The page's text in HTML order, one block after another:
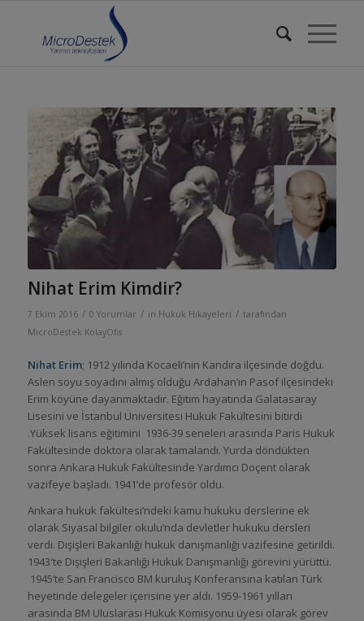
Nihat Erim Kimdir?
7 Ekim 2016 / 0 Yorumlar / in Hukuk Hikayeleri / tarafından
MicroDestek KolayOfis
Nihat Erim; 1912 yılında Kocaeli’nin Kandıra ilçesinde doğdu.
Aslen soyu soyadını almış olduğu Ardahan’ın Pasof ilçesindeki
Erim köyüne dayanmaktadır. Eğitim hayatında Galatasaray
Lisesini ve İstanbul Üniversitesi Hukuk Fakültesini bitirdi
.Yüksek lisans eğitimini 1936-39 seneleri arasında Paris Hukuk
Fakültesinde doktora olarak tamalandı. Yurda döndükten
sonra Ankara Hukuk Fakültesinde Yardımcı Doçent olarak
vazifeye başladı. 1941’de profesör oldu.
Ankara hukuk fakültesi’ndeki kamu hukuku derslerine ek
olarak Siyasal bilgiler okulu’nda devletler hukuku dersleri
verdi. Dışişleri Bakanlığı hukuk danışmanlığı vazifesine getirildi.
1943′te Dışişleri Bakanlığı Hukuk Danışmanlığı görevini yürüttü.
1945’te San Francisco BM kuruluş Konferansına katılan Türk
heyetinde delegeler içerisine yer aldı. 1959-1961 yılları
arasında BM Uluslarası Hukuk Komisyonu üyesi olarak görev